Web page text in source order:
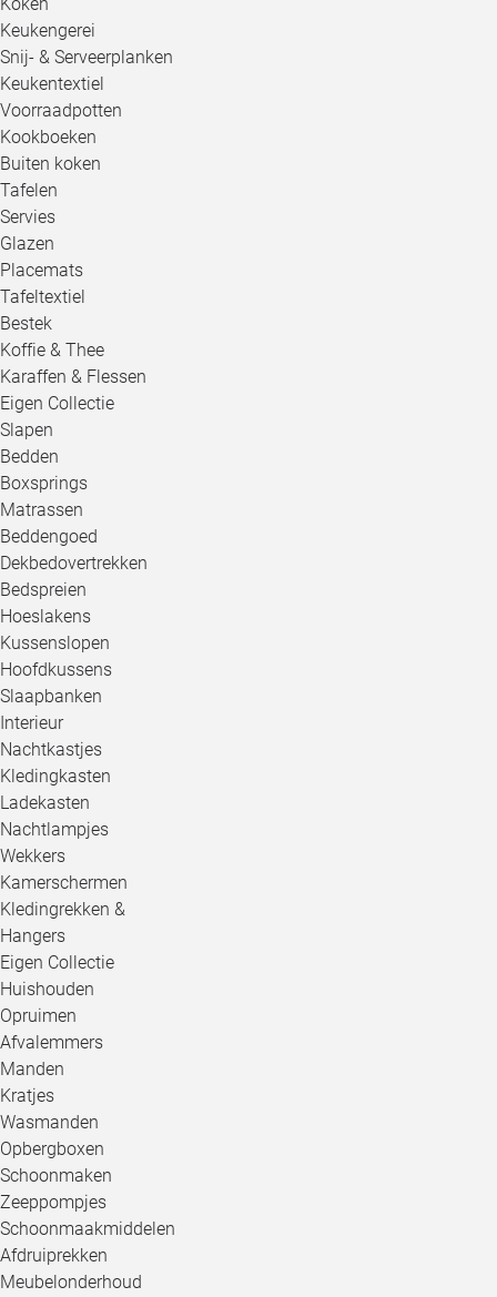
Keukengerei
Snij- & Serveerplanken
Keukentextiel
Voorraadpotten
Kookboeken
Buiten koken
Tafelen
Servies
Glazen
Placemats
Tafeltextiel
Bestek
Koffie & Thee
Karaffen & Flessen
Eigen Collectie
Slapen
Bedden
Boxsprings
Matrassen
Beddengoed
Dekbedovertrekken
Bedspreien
Hoeslakens
Kussenslopen
Hoofdkussens
Slaapbanken
Interieur
Nachtkastjes
Kledingkasten
Ladekasten
Nachtlampjes
Wekkers
Kamerschermen
Kledingrekken &
Hangers
Eigen Collectie
Huishouden
Opruimen
Afvalemmers
Manden
Kratjes
Wasmanden
Opbergboxen
Schoonmaken
Zeeppompjes
Schoonmaakmiddelen
Afdruiprekken
Meubelonderhoud